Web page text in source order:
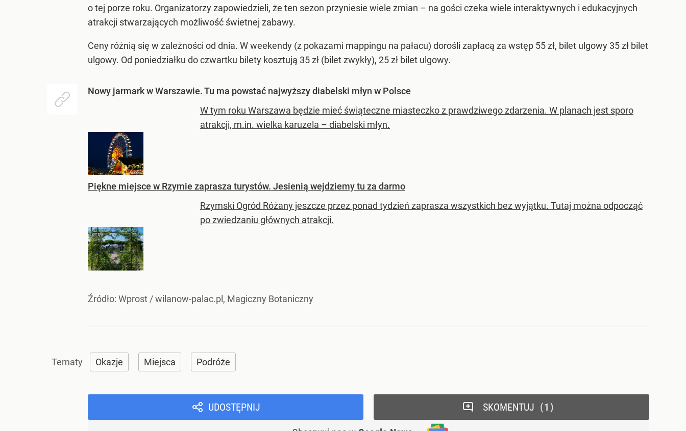
o tej porze roku. Organizatorzy zapowiedzieli, że ten sezon przyniesie wiele zmian – na gości czeka wiele interaktywnych i edukacyjnych
atrakcji stwarzających możliwość świetnej zabawy.
Ceny różnią się w zależności od dnia. W weekendy (z pokazami mappingu na pałacu) dorośli zapłacą za wstęp 55 zł, bilet ulgowy 35 zł bilet
ulgowy. Od poniedziałku do czwartku bilety kosztują 35 zł (bilet zwykły), 25 zł bilet ulgowy.
Nowy jarmark w Warszawie. Tu ma powstać najwyższy diabelski młyn w Polsce
W tym roku Warszawa będzie mieć świąteczne miasteczko z prawdziwego zdarzenia. W planach jest sporo
atrakcji, m.in. wielka karuzela – diabelski młyn.
Piękne miejsce w Rzymie zaprasza turystów. Jesienią wejdziemy tu za darmo
Rzymski Ogród Różany jeszcze przez ponad tydzień zaprasza wszystkich bez wyjątku. Tutaj można odpocząć
po zwiedzaniu głównych atrakcji.
Źródło: Wprost /wilanow-palac.pl, Magiczny Botaniczny
Okazje Miejsca Podróże
UDOSTĘPNIJ SKOMENTUJ 1